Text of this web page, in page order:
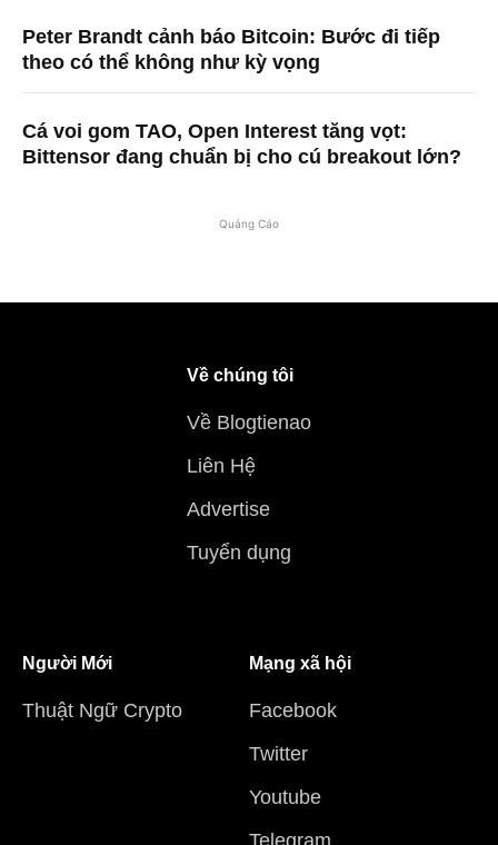
Peter Brandt cảnh báo Bitcoin: Bước đi tiếp
theo có thể không như kỳ vọng
Cá voi gom TAO, Open Interest tăng vọt:
Bittensor đang chuẩn bị cho cú breakout lớn?
Quảng Cáo
Về chúng tôi
Về Blogtienao
Liên Hệ
Advertise
Tuyển dụng
Người Mới
Thuật Ngữ Crypto
Mạng xã hội
Facebook
Twitter
Youtube
Telegram